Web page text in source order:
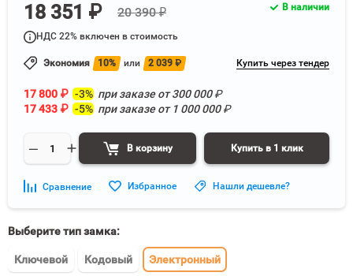
18 351 ₽ 20 390 ₽
НДС 22% включен в стоимость
Экономия 10% или 2 039 ₽ Купить через тендер
17 800 ₽ -3% при заказе от300 000₽
17 433 ₽ -5% при заказе от 1 000 000₽
В корзину Купить в 1 клик
В наличии
Сравнение Избранное Нашли дешевле?
Выберите тип замка:
Ключевой Кодовый Электронный